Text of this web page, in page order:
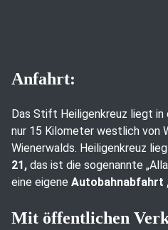
Anfahrt:
Das Stift Heiligenkreuz liegt in
nur 15 Kilometer westlich von
Wienerwalds. Heiligenkreuz
21, das ist die sogenannte
eine eigene Autobahnabfahrt
Mit öffentlichen